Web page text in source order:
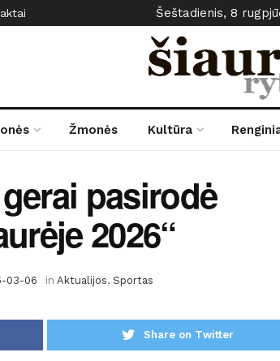
Šeštadienis, 8
Žmonės Kultūra
pasirodė
2026“
03-06 in Aktualijos, Sportas
Share on Twitter